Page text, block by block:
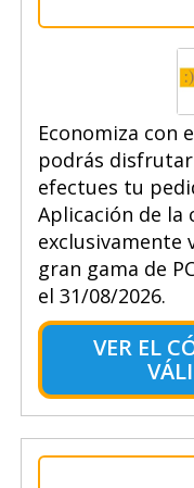
Economiza con
podrás
efectues tu
Aplicación de la
exclusivamente
gran gama de
el 31/08/2026.
VER EL